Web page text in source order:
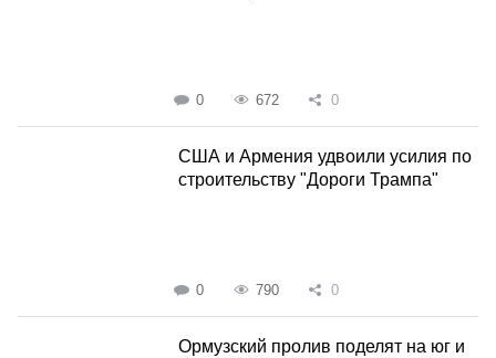
0 672 0
США и Армения удвоили усилия по
строительству "Дороги Трампа"
0 790 0
Ормузский пролив поделят на юг и